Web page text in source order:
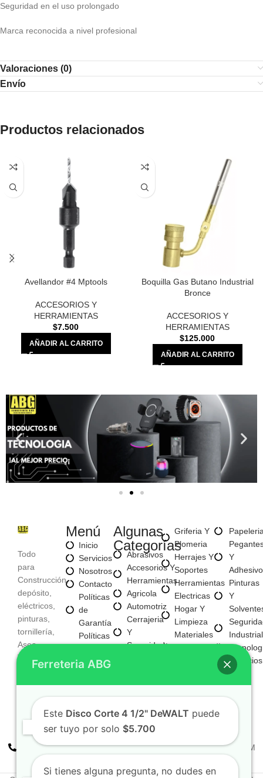
Seguridad en el uso prolongado
Marca reconocida a nivel profesional
Valoraciones (0)
Envío
Productos relacionados
Avellandor #4 Mptools
ACCESORIOS Y
HERRAMIENTAS
$7.500
AÑADIR AL CARRITO
Boquilla Gas Butano Industrial
Bronce
ACCESORIOS Y
HERRAMIENTAS
$125.000
AÑADIR AL CARRITO
Todo
para
Construcción,
depósito,
eléctricos,
pinturas,
tornillería,
Aseo,
Tecnología,
entre
otros
Menú
Inicio
Servicios
Nosotros
Contacto
Políticas
de
Garantía
Políticas
Privacidad
Algunas
Categorías
Abrasivos
Accesorios Y
Herramientas
Agricola
Automotriz
Cerrajeria
Y
Seguridad
Iluminacion
Fijaciones
Y
Griferia Y
Plomeria
Herrajes Y
Soportes
Herramientas
Electricas
Hogar Y
Limpieza
Materiales
Construccion
Mayorista
De Negocio
Nuevo
Y
Pinturas
Y
Industrial
Servicios
+57 310 2938411
FERREPINTURASABG123@GMAIL.COM
Ferreteria ABG
Este Disco Corte 4 1/2" DeWALT puede
ser tuyo por solo $5.700
Si tienes alguna pregunta, no dudes en